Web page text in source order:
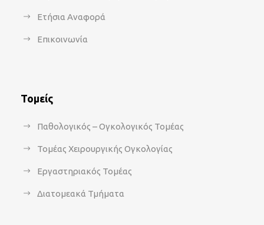
Ετήσια Αναφορά
Επικοινωνία
Τομείς
Παθολογικός – Ογκολογικός Τομέας
Τομέας Χειρουργικής Ογκολογίας
Εργαστηριακός Τομέας
Διατομεακά Τμήματα